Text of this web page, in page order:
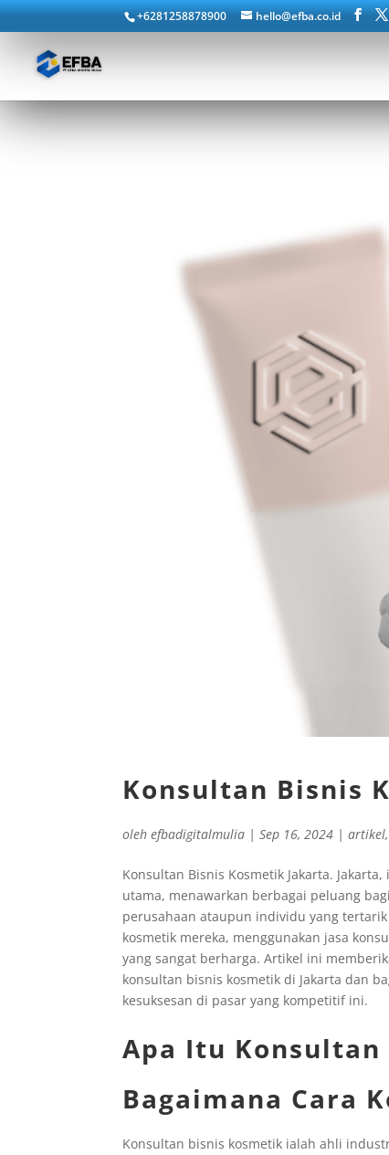
+6281258878900 hello@efba.co.id
Konsultan Bisnis
olehefbadigitalmulia |Sep 16, 2024 |artikel
Konsultan Bisnis Kosmetik Jakarta.
utama, menawarkan berbagai peluang
perusahaan ataupun individu yang
kosmetik mereka, menggunakan jasa
yang sangat berharga. Artikel ini
konsultan bisnis kosmetik di Jakarta dan
kesuksesan di pasar yang kompetitif ini.
Apa Itu
Bagaimana Cara
Konsultan bisnis kosmetik ialah ahli